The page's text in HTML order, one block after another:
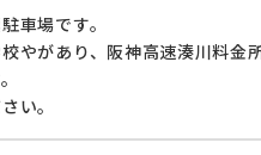
車場です。
やがあり、阪神高速湊川料金
い。